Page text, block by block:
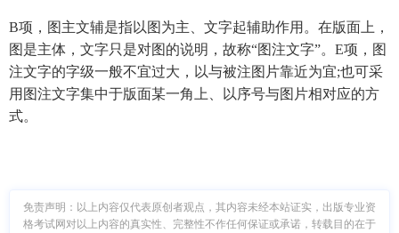
B项，图主文辅是指以图为主、文字起辅助作用。在版面上，
图是主体，文字只是对图的说明，故称“图注文字”。E项，图
注文字的字级一般不宜过大，以与被注图片靠近为宜;也可采
用图注文字集中于版面某一角上、以序号与图片相对应的方
式。
免责声明： 以上内容仅代表原创者观点，其内容未经本站证实，出版专业资
格考试网对以上内容的真实性、完整性不作任何保证或承诺，转载目的在于